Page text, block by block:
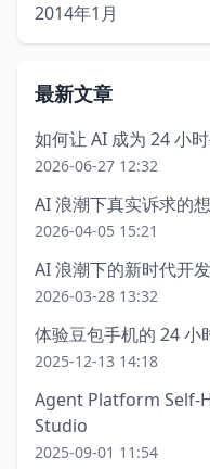
2014年1月
最新文章
如何让 AI 成为 24 小
2026-06-27 12:32
AI 浪潮下真实诉求的
2026-04-05 15:21
AI 浪潮下的新时代开
2026-03-28 13:32
体验豆包手机的 24 小
2025-12-13 14:18
Agent Platform Self-
Studio
2025-09-01 11:54